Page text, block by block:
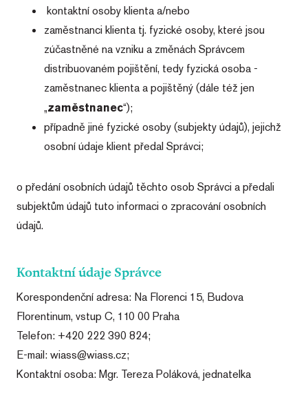
kontaktní osoby klienta a/nebo
zaměstnanci klienta tj. fyzické osoby, které jsou
zúčastněné na vzniku a změnách Správcem
distribuovaném pojištění, tedy fyzická osoba -
zaměstnanec klienta a pojištěný (dále též jen
„zaměstnanec“);
případně jiné fyzické osoby (subjekty údajů), jejichž
osobní údaje klient předal Správci;
o předání osobních údajů těchto osob Správci a předali
subjektům údajů tuto informaci o zpracování osobních
údajů.
Kontaktní údaje Správce
Korespondenční adresa: Na Florenci 15, Budova
Florentinum, vstup C, 110 00 Praha
Telefon: +420 222 390 824;
E-mail: wiass@wiass.cz;
Kontaktní osoba: Mgr. Tereza Poláková, jednatelka